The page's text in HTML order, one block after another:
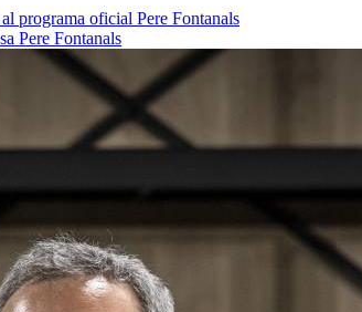
programa oficial Pere Fontanals
Pere Fontanals